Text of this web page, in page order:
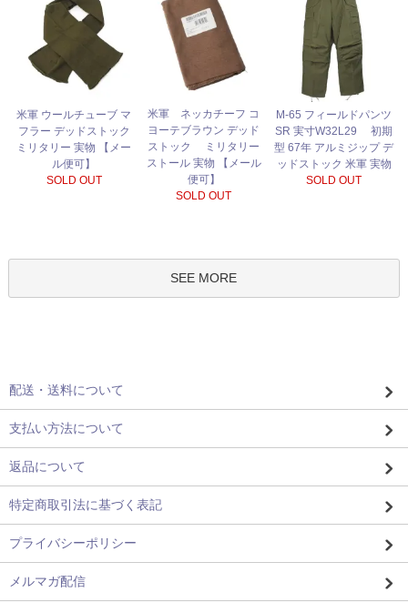
米軍 ウールチューブ マ
フラー デッドストック
ミリタリー 実物 【メー
ル便可】
SOLD OUT
米軍 ネッカチーフ コ
ヨーテブラウン デッド
ストック ミリタリー
ストール 実物 【メール
便可】
SOLD OUT
M-65 フィールドパンツ
SR 実寸W32L29 初期
型 67年 アルミジップ デ
ッドストック 米軍 実物
SOLD OUT
SEE MORE
配送・送料について
支払い方法について
返品について
特定商取引法に基づく表記
プライバシーポリシー
メルマガ配信